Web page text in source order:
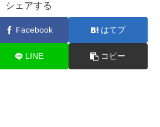
シェアする
Facebook はてブ
LINE コピー